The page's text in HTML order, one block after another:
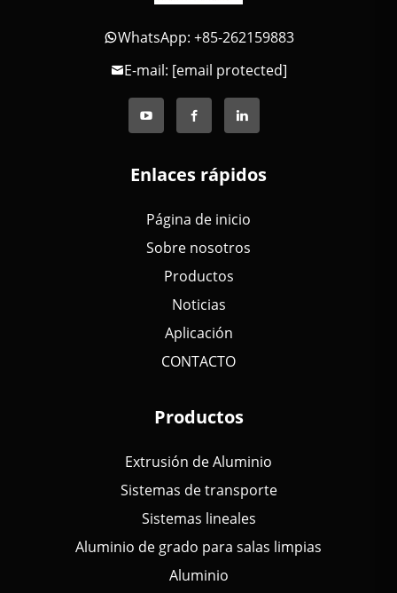
WhatsApp: +85-262159883
E-mail: [email protected]
Enlaces rápidos
Página de inicio
Sobre nosotros
Productos
Noticias
Aplicación
CONTACTO
Productos
Extrusión de Aluminio
Sistemas de transporte
Sistemas lineales
Aluminio de grado para salas limpias
Aluminio